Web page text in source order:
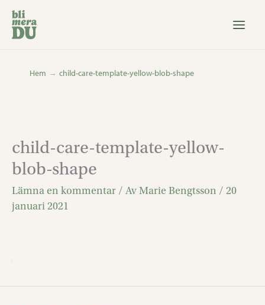
Hoppa
innehåll
Hem child-care-template-yellow-blob-shape
child-care-template-yellow-
blob-shape
Lämna en kommentar / AvMarie Bengtsson / 20
januari 2021